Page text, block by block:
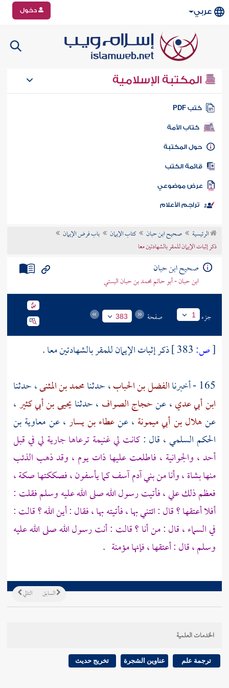
عربي دخول
المكتبة الإسلامية
كتب PDF
كتاب الأمة
المكتبة
الكتب
موضوعي
تراجم الأعلام
الرئيسية صحيح ابن حبان كتاب الإيمان
باب فرض الإيمان
ذكر إثبات الإيمان للمقر بالشهادتين معا
صحيح ابن حبان
ابن حبان - أبو حاتم محمد بن حبان البستي
جزء 1 صفحة 383
[ص:
ذكر إثبات الإيمان للمقر بالشهادتين معا .
165 - أخبرنا
الفضل بن الحباب، حدثنامحمد بن المثنى، حدثنا
ابن أبي عدي، عنحجاج الصواف ، حدثنايحيى بن أبي كثير،
عنهلال بن أبي ميمونة ، عنعطاء بن يسار، عنمعاوية بن
الحكم السلمي، قال :كانت لي غنيمة ترعاها جارية لي في قبل
أحد، والجوانية ، فاطلعت عليها ذات يوم ، وقد ذهب الذئب
منها بشاة ، وأنا من بني آدم آسف كما يأسفون ، فصككتها صكة ،
فعظم ذلك علي ، فأتيت رسول الله صلى الله عليه وسلم فقلت :
أفلا أعتقها ؟ قال : ائتني بها ، فأتيته بها ، فقال : أين الله ؟ قالت :
في السماء ، قال : من أنا ؟ قالت : أنت رسول الله صلى الله عليه
وسلم ، قال : أعتقها ، فإنها مؤمنة .
التالي السابق
الخدمات العلمية
ترجمة علم عناوين الشجرة تخريج حديث